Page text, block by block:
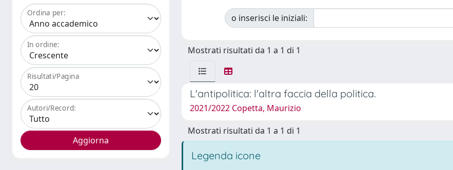
Ordina per:
In ordine:
Risultati/Pagina
Autori/Record:
o inserisci le iniziali:
Mostrati risultati da 1 a 1 di 1
L'antipolitica: l'altra faccia della politica.
2021/2022 Copetta, Maurizio
Mostrati risultati da 1 a 1 di 1
Legenda icone